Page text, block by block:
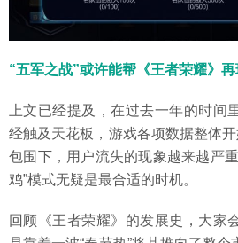
“五军之战”或许能帮《王者荣耀》
上文已经提及，在过去一年的时间
经触及天花板，游戏各项数据整体开
包围下，用户流失的现象越来越严
鸡”模式无疑是最合适的时机。
回顾《王者荣耀》的发展史，大家